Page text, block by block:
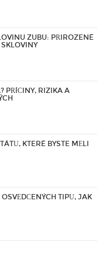
ZUBU: PŘIROZENÉ
PŘÍČINY, RIZIKA A
KTERÉ BYSTE MĚLI
TIPŮ, JAK